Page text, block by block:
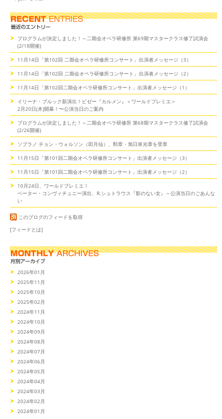
プログラムが決定しました！～二期会オペラ研修所 第69期マスタークラス修了試演会
(2/18開催)
11月14日「第102回 二期会オペラ研修所コンサート」出演者メッセージ（3）
11月14日「第102回 二期会オペラ研修所コンサート」出演者メッセージ（2）
11月14日「第102回二期会オペラ研修所コンサート」出演者メッセージ（1）
イリーナ・ブルック新演出！ビゼー『カルメン』＜ワールドプレミエ＞
2月20日(木)開幕！〜公演当日のご案内
プログラムが決定しました！～二期会オペラ研修所 第68期マスタークラス修了試演会
(2/26開催)
ソプラノ チョン・ウォルソン（田月仙）、勲章・旭日単光章を受章
11月15日「第101回二期会オペラ研修所コンサート」出演者メッセージ（3）
11月15日「第101回二期会オペラ研修所コンサート」出演者メッセージ（2）
10月24日、ワールドプレミエ！
ペーター・コンヴィチュニー演出、R.シュトラウス『影のない女』～公演当日のごあんな
い
このブログのフィードを取得
[フィードとは]
2026年01月
2025年11月
2025年10月
2025年02月
2024年11月
2024年10月
2024年09月
2024年08月
2024年07月
2024年06月
2024年05月
2024年04月
2024年03月
2024年02月
2024年01月